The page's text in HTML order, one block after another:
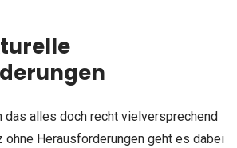
das alles doch recht vielversprechend
ohne Herausforderungen geht es dabei